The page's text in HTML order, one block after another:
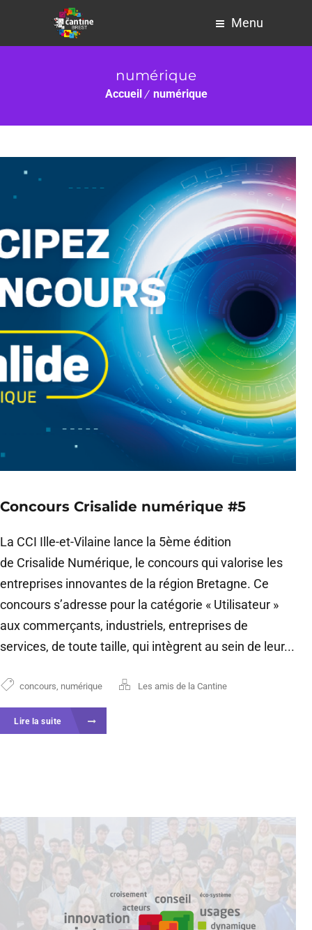
Menu
numérique
Accueil numérique
Concours Crisalide numérique #5
La CCI Ille-et-Vilaine lance la 5ème édition
de Crisalide Numérique, le concours qui valorise les
entreprises innovantes de la région Bretagne. Ce
concours s’adresse pour la catégorie « Utilisateur »
aux commerçants, industriels, entreprises de
services, de toute taille, qui intègrent au sein de leur...
concours numérique Les amis de la Cantine
Lire la suite